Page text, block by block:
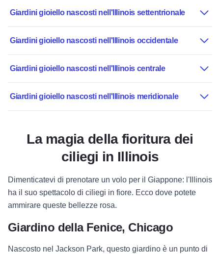
Giardini gioiello nascosti nell'Illinois settentrionale
Giardini gioiello nascosti nell'Illinois occidentale
Giardini gioiello nascosti nell'Illinois centrale
Giardini gioiello nascosti nell'Illinois meridionale
La magia della fioritura dei
ciliegi in Illinois
Dimenticatevi di prenotare un volo per il Giappone: l'Illinois
ha il suo spettacolo di ciliegi in fiore. Ecco dove potete
ammirare queste bellezze rosa.
Giardino della Fenice, Chicago
Nascosto nel Jackson Park, questo giardino è un punto di